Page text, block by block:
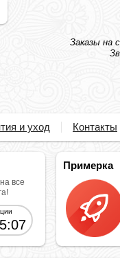
Заказы на
и уход Контакты
все
Примерка